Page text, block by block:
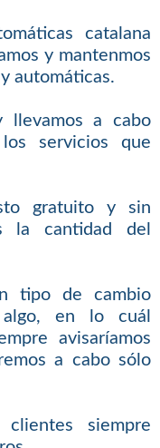
catalana
y mantenmos
automáticas.
llevamos a cabo
servicios que
gratuito y sin
la cantidad del
tipo de cambio
en lo cuál
avisaríamos
a cabo sólo
siempre